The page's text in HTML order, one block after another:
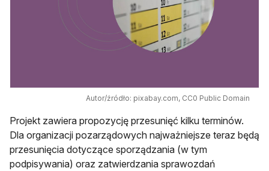
Autor/źródło: pixabay.com, CC0 Public Domain
Projekt zawiera propozycję przesunięć kilku terminów.
Dla organizacji pozarządowych najważniejsze teraz będą
przesunięcia dotyczące sporządzania (w tym
podpisywania) oraz zatwierdzania sprawozdań